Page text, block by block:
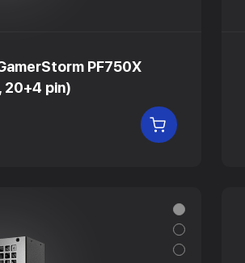
PF750X
20+4 pin)
В КОРЗИНУ